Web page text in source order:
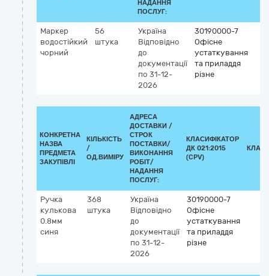
НАДАННЯ
ПОСЛУГ:
Маркер
водостійкий
чорний
56
штука
Україна
Відповідно
до
документації
по 31-12-
2026
30190000-7
Офісне
устаткування
та приладдя
різне
КОНКРЕТНА
НАЗВА
ПРЕДМЕТА
ЗАКУПІВЛІ
КІЛЬКІСТЬ
/
ОД.ВИМІРУ
АДРЕСА
ДОСТАВКИ /
СТРОК
ПОСТАВКИ/
ВИКОНАННЯ
РОБІТ/
НАДАННЯ
ПОСЛУГ:
КЛАСИФІКАТОР
ДК 021:2015
(CPV)
Ручка
кулькова
0.8мм
синя
368
штука
Україна
Відповідно
до
документації
по 31-12-
2026
30190000-7
Офісне
устаткування
та приладдя
різне